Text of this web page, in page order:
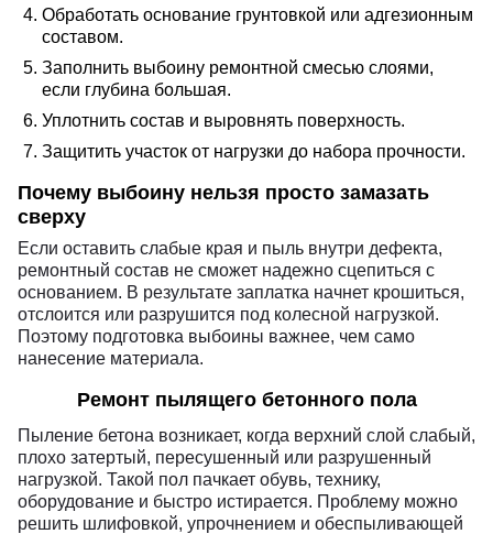
Обработать основание грунтовкой или адгезионным
составом.
Заполнить выбоину ремонтной смесью слоями,
если глубина большая.
Уплотнить состав и выровнять поверхность.
Защитить участок от нагрузки до набора прочности.
Почему выбоину нельзя просто замазать
сверху
Если оставить слабые края и пыль внутри дефекта,
ремонтный состав не сможет надежно сцепиться с
основанием. В результате заплатка начнет крошиться,
отслоится или разрушится под колесной нагрузкой.
Поэтому подготовка выбоины важнее, чем само
нанесение материала.
Ремонт пылящего бетонного пола
Пыление бетона возникает, когда верхний слой слабый,
плохо затертый, пересушенный или разрушенный
нагрузкой. Такой пол пачкает обувь, технику,
оборудование и быстро истирается. Проблему можно
решить шлифовкой, упрочнением и обеспыливающей